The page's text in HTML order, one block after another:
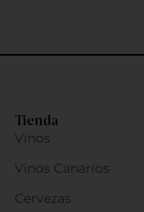
Tienda
Vinos
Vinos Canarios
Cervezas